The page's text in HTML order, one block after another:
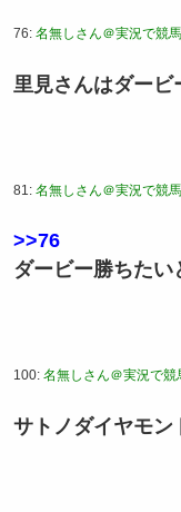
76: 名無しさん＠実況で競
里見さんはダービ
81: 名無しさん＠実況で競
>>76
ダービー勝ちたい
100: 名無しさん＠実況で競
サトノダイヤモン